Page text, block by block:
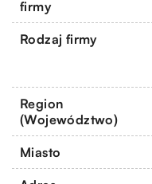
firmy
Rodzaj firmy
Region
(Województwo)
Miasto